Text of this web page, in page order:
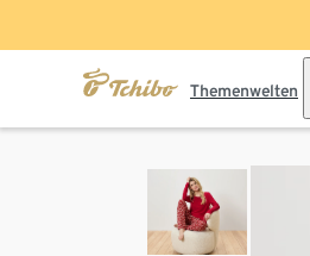
Themenwelten